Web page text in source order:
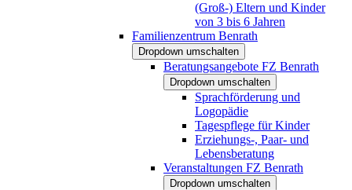
(Groß-) Eltern und Kinder
von 3 bis 6 Jahren
Familienzentrum Benrath
Dropdown umschalten
Beratungsangebote FZ Benrath
Dropdown umschalten
Sprachförderung und
Logopädie
Tagespflege für Kinder
Erziehungs-, Paar- und
Lebensberatung
Veranstaltungen FZ Benrath
Dropdown umschalten